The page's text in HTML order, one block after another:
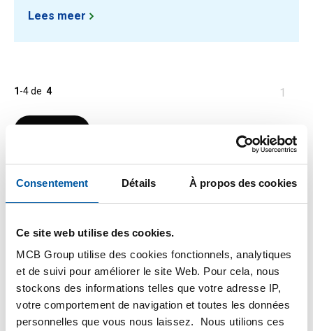
Consentement Détails À propos des cookies
Ce site web utilise des cookies.
MCB Group utilise des cookies fonctionnels, analytiques
et de suivi pour améliorer le site Web. Pour cela, nous
stockons des informations telles que votre adresse IP,
votre comportement de navigation et toutes les données
personnelles que vous nous laissez. Nous utilions ces
Lees meer
1-4de 4
Vous
la
page
1